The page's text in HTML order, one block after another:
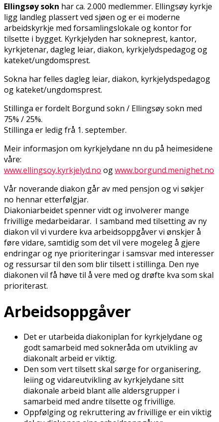
Ellingsøy sokn har ca. 2.000 medlemmer. Ellingsøy kyrkje
ligg landleg plassert ved sjøen og er ei moderne
arbeidskyrkje med forsamlingslokale og kontor for
tilsette i bygget. Kyrkjelyden har sokneprest, kantor,
kyrkjetenar, dagleg leiar, diakon, kyrkjelydspedagog og
kateket/ungdomsprest.
Sokna har felles dagleg leiar, diakon, kyrkjelydspedagog
og kateket/ungdomsprest.
Stillinga er fordelt Borgund sokn / Ellingsøy sokn med
75% / 25%.
Stillinga er ledig frå 1. september.
Meir informasjon om kyrkjelydane finn du på heimesidene
våre:
www.ellingsoy.kyrkjelyd.no ogwww.borgund.menighet.no
Vår noverande diakon går av med pensjon og vi søkjer
no hennar etterfølgjar.
Diakoniarbeidet spenner vidt og involverer mange
frivillige medarbeidarar. I samband med tilsetting av ny
diakon vil vi vurdere kva arbeidsoppgåver vi ønskjer å
føre vidare, samtidig som det vil vere mogeleg å gjere
endringar og nye prioriteringar i samsvar med interesser
og ressursar til den som blir tilsett i stillinga. Den nye
diakonen vil få høve til å vere med og drøfte kva som skal
prioriterast.
Arbeidsoppgåver
Det er utarbeida diakoniplan for kyrkjelydane og
godt samarbeid med sokneråda om utvikling av
diakonalt arbeid er viktig.
Den som vert tilsett skal sørge for organisering,
leiing og vidareutvikling av kyrkjelydane sitt
diakonale arbeid blant alle aldersgrupper i
samarbeid med andre tilsette og frivillige.
Oppfølging og rekruttering av frivillige er ein viktig